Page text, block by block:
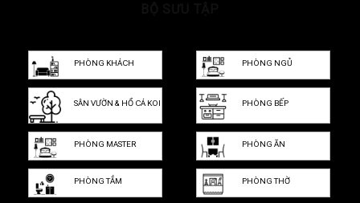
PHÒNG KHÁCH PHÒNG NGỦ
SÂN VƯỜN & HỒ CÁ KOI PHÒNG BẾP
PHÒNG MASTER PHÒNG ĂN
PHÒNG TẮM PHÒNG THỜ